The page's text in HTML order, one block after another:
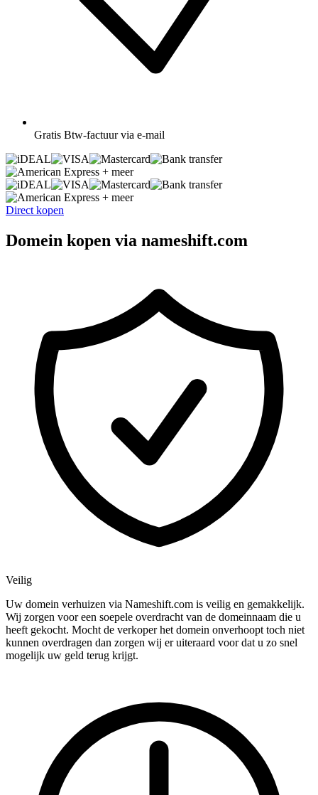
Gratis Btw-factuur via e-mail
+ meer
+ meer
Direct kopen
Domein kopen via nameshift.com
Veilig
Uw domein verhuizen via Nameshift.com is veilig en gemakkelijk.
Wij zorgen voor een soepele overdracht van de domeinnaam die u
heeft gekocht. Mocht de verkoper het domein onverhoopt toch niet
kunnen overdragen dan zorgen wij er uiteraard voor dat u zo snel
mogelijk uw geld terug krijgt.